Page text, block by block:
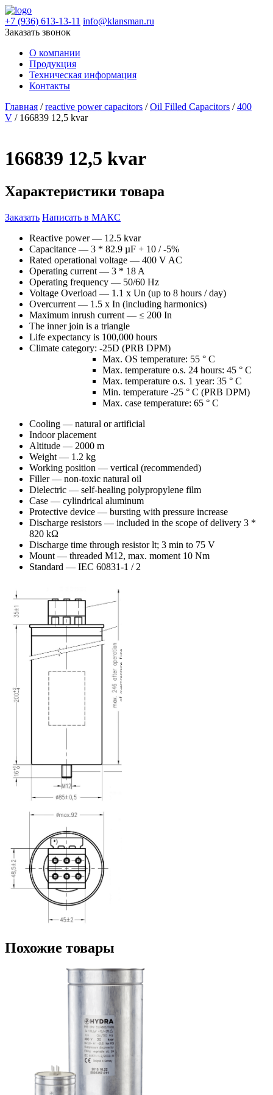
+7 (936) 613-13-11 info@klansman.ru
Заказать звонок
О компании
Продукция
Техническая информация
Контакты
Главная /reactive power capacitors /Oil Filled Capacitors /400
V / 166839 12,5 kvar
166839 12,5 kvar
Характеристики товара
Заказать Написать в МАКС
Reactive power — 12.5 kvar
Capacitance — 3 * 82.9 µF + 10 / -5%
Rated operational voltage — 400 V AC
Operating current — 3 * 18 A
Operating frequency — 50/60 Hz
Voltage Overload — 1.1 x Un (up to 8 hours / day)
Overcurrent — 1.5 x In (including harmonics)
Maximum inrush current — ≤ 200 In
The inner join is a triangle
Life expectancy is 100,000 hours
Climate category: -25D (PRB DPM)
Max. OS temperature: 55 ° С
Max. temperature o.s. 24 hours: 45 ° C
Max. temperature o.s. 1 year: 35 ° C
Min. temperature -25 ° С (PRB DPM)
Max. case temperature: 65 ° C
Cooling — natural or artificial
Indoor placement
Altitude — 2000 m
Weight — 1.2 kg
Working position — vertical (recommended)
Filler — non-toxic natural oil
Dielectric — self-healing polypropylene film
Case — cylindrical aluminum
Protective device — bursting with pressure increase
Discharge resistors — included in the scope of delivery 3 *
820 kΩ
Discharge time through resistor lt; 3 min to 75 V
Mount — threaded M12, max. moment 10 Nm
Standard — IEC 60831-1 / 2
Похожие товары